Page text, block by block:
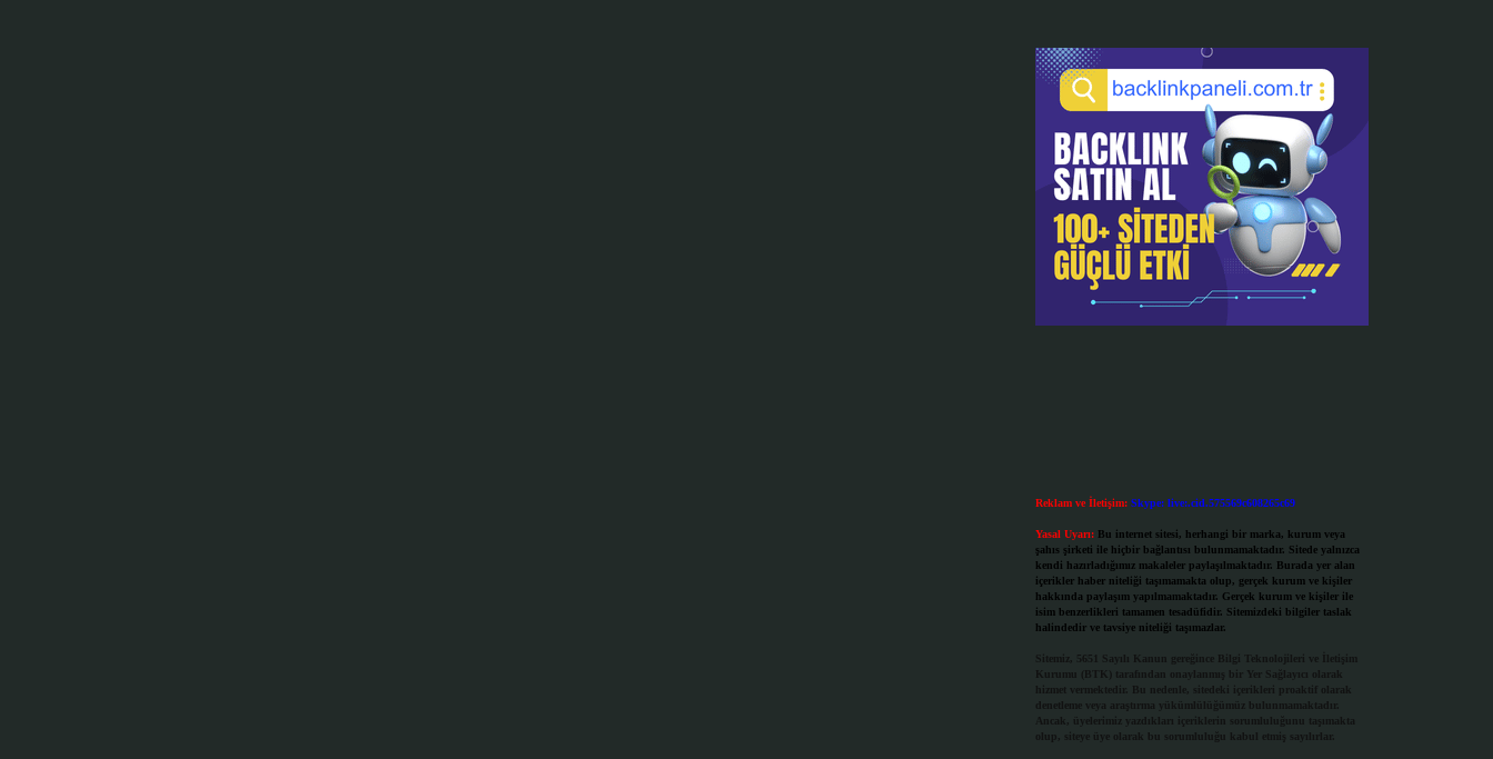
Reklam ve İletişim: Skype: live:.cid.575569c608265c69
Yasal Uyarı: Bu internet sitesi, herhangi bir marka, kurum veya
şahıs şirketi ile hiçbir bağlantısı bulunmamaktadır. Sitede yalnızca
kendi hazırladığımız makaleler paylaşılmaktadır. Burada yer alan
içerikler haber niteliği taşımamakta olup, gerçek kurum ve kişiler
hakkında paylaşım yapılmamaktadır. Gerçek kurum ve kişiler ile
isim benzerlikleri tamamen tesadüfidir. Sitemizdeki bilgiler taslak
halindedir ve tavsiye niteliği taşımazlar.
Sitemiz, 5651 Sayılı Kanun gereğince Bilgi Teknolojileri ve İletişim
Kurumu (BTK) tarafından onaylanmış bir Yer Sağlayıcı olarak
hizmet vermektedir. Bu nedenle, sitedeki içerikleri proaktif olarak
denetleme veya araştırma yükümlülüğümüz bulunmamaktadır.
Ancak, üyelerimiz yazdıkları içeriklerin sorumluluğunu taşımakta
olup, siteye üye olarak bu sorumluluğu kabul etmiş sayılırlar.